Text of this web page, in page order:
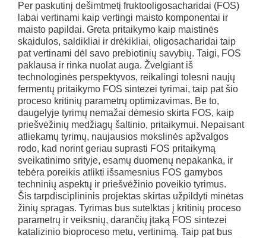
Per paskutinį dešimtmetį fruktooligosacharidai (FOS)
labai vertinami kaip vertingi maisto komponentai ir
maisto papildai. Greta pritaikymo kaip maistinės
skaidulos, saldikliai ir drėkikliai, oligosacharidai taip
pat vertinami dėl savo prebiotinių savybių. Taigi, FOS
paklausa ir rinka nuolat auga. Žvelgiant iš
technologinės perspektyvos, reikalingi tolesni naujų
fermentų pritaikymo FOS sintezei tyrimai, taip pat šio
proceso kritinių parametrų optimizavimas. Be to,
daugelyje tyrimų nemažai dėmesio skirta FOS, kaip
priešvėžinių medžiagų šaltinio, pritaikymui. Nepaisant
atliekamų tyrimų, naujausios mokslinės apžvalgos
rodo, kad norint geriau suprasti FOS pritaikymą
sveikatinimo srityje, esamų duomenų nepakanka, ir
tebėra poreikis atlikti išsamesnius FOS gamybos
techninių aspektų ir priešvėžinio poveikio tyrimus.
Šis tarpdisciplininis projektas skirtas užpildyti minėtas
žinių spragas. Tyrimas bus sutelktas į kritinių proceso
parametrų ir veiksnių, darančių įtaką FOS sintezei
katalizinio bioproceso metu, vertinimą. Taip pat bus